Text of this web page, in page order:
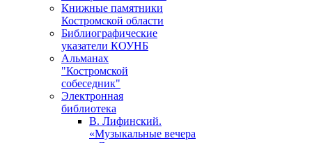
Книжные памятники
Костромской области
Библиографические
указатели КОУНБ
Альманах
"Костромской
собеседник"
Электронная
библиотека
В. Лифинский.
«Музыкальные вечера